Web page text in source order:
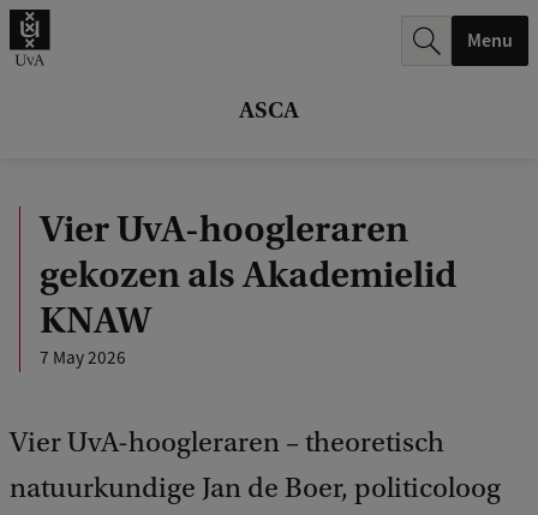
ASCA
.
Menu
Vier UvA-hoogleraren
gekozen als Akademielid
KNAW
7 May 2026
Vier UvA-hoogleraren – theoretisch
natuurkundige Jan de Boer, politicoloog